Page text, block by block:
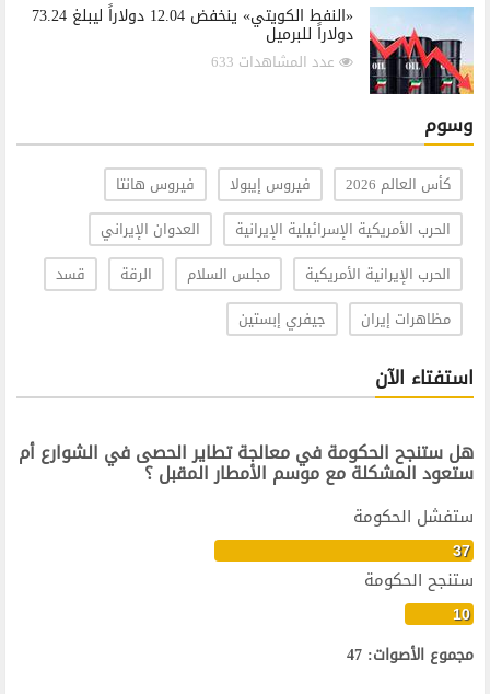
«النفط الكويتي» ينخفض 12.04 دولاراً ليبلغ 73.24
دولاراً للبرميل
عدد المشاهدات 633
وسوم
كأس العالم 2026 فيروس إيبولا
فيروس هانتا
الحرب الأمريكية الإسرائيلية الإيرانية
العدوان الإيراني
الحرب الإيرانية الأمريكية
مجلس السلام الرقة
قسد
مظاهرات إيران
جيفري إبستين
استفتاء الآن
هل ستنجح الحكومة في معالجة تطاير الحصى في الشوارع أم
ستعود المشكلة مع موسم الأمطار المقبل ؟
ستفشل الحكومة
37
ستنجح الحكومة
10
مجموع الأصوات: 47